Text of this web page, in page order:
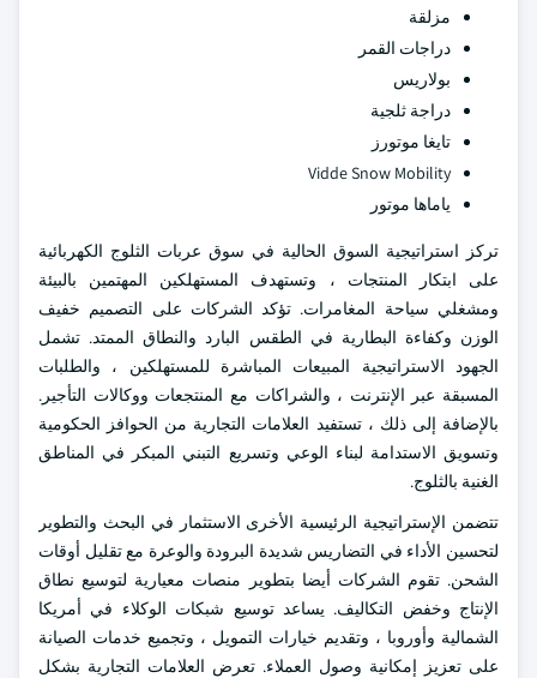
مزلقة
دراجات القمر
بولاريس
دراجة ثلجية
تايغا موتورز
Vidde Snow Mobility
ياماها موتور
تركز استراتيجية السوق الحالية في سوق عربات الثلوج الكهربائية
على ابتكار المنتجات ، وتستهدف المستهلكين المهتمين بالبيئة
ومشغلي سياحة المغامرات. تؤكد الشركات على التصميم خفيف
الوزن وكفاءة البطارية في الطقس البارد والنطاق الممتد. تشمل
الجهود الاستراتيجية المبيعات المباشرة للمستهلكين ، والطلبات
المسبقة عبر الإنترنت ، والشراكات مع المنتجعات ووكالات التأجير.
بالإضافة إلى ذلك ، تستفيد العلامات التجارية من الحوافز الحكومية
وتسويق الاستدامة لبناء الوعي وتسريع التبني المبكر في المناطق
الغنية بالثلوج.
تتضمن الإستراتيجية الرئيسية الأخرى الاستثمار في البحث والتطوير
لتحسين الأداء في التضاريس شديدة البرودة والوعرة مع تقليل أوقات
الشحن. تقوم الشركات أيضا بتطوير منصات معيارية لتوسيع نطاق
الإنتاج وخفض التكاليف. يساعد توسيع شبكات الوكلاء في أمريكا
الشمالية وأوروبا ، وتقديم خيارات التمويل ، وتجميع خدمات الصيانة
على تعزيز إمكانية وصول العملاء. تعرض العلامات التجارية بشكل